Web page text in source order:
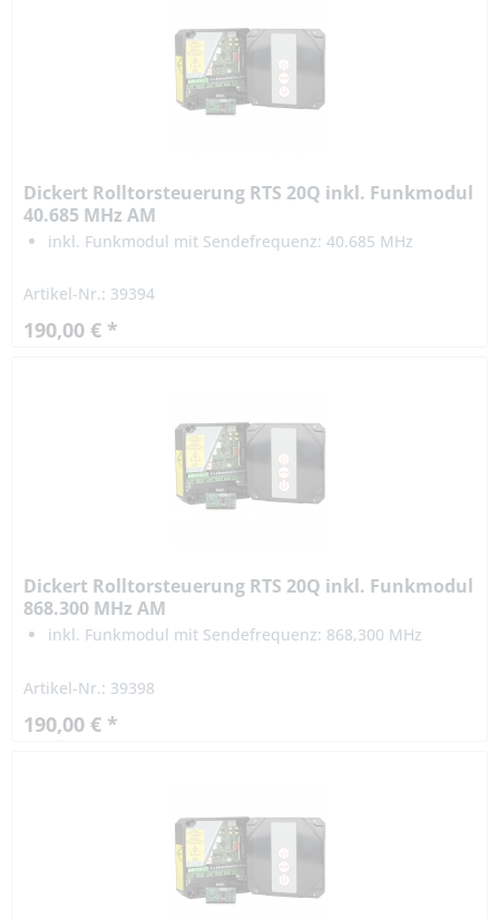
Dickert Rolltorsteuerung RTS 20Q inkl. Funkmodul
40.685 MHz AM
inkl. Funkmodul mit Sendefrequenz: 40.685 MHz
Artikel-Nr.: 39394
190,00 € *
Dickert Rolltorsteuerung RTS 20Q inkl. Funkmodul
868.300 MHz AM
inkl. Funkmodul mit Sendefrequenz: 868,300 MHz
Artikel-Nr.: 39398
190,00 € *